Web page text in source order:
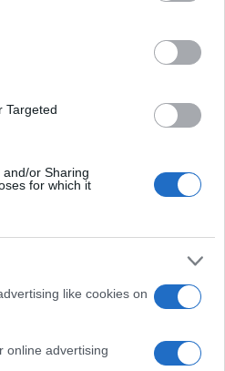
Targeted
or Sharing
for which it
like cookies on
online advertising
rende
due
al
che